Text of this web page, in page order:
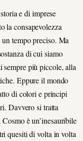
e di imprese
la consapevolezza
tempo preciso. Ma
di cui siamo
sempre più piccole, alla
Eppure il mondo
di colori e principi
Davvero si tratta
è un’inesauribile
quesiti di volta in volta